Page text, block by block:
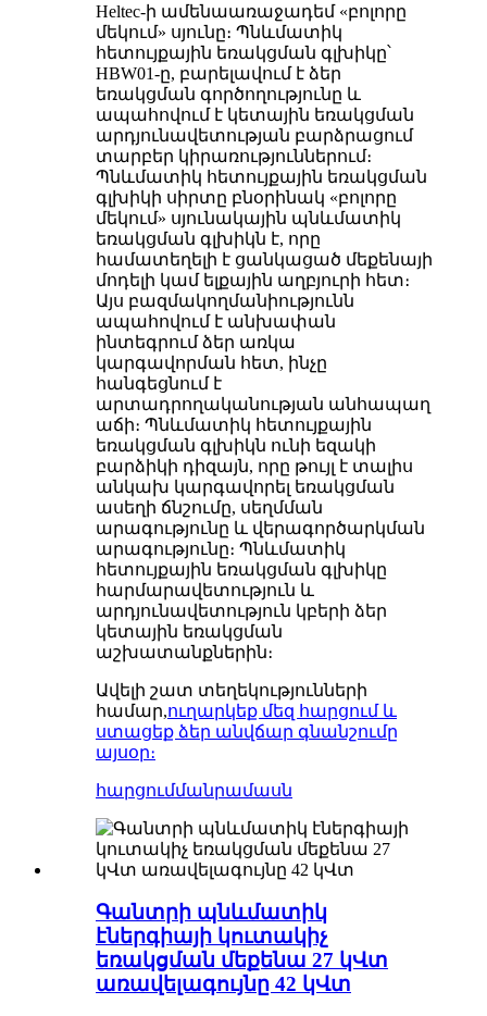
Heltec-ի ամենաառաջադեմ «բոլորը
մեկում» սյունը։ Պնևմատիկ
հետույքային եռակցման գլխիկը՝
HBW01-ը, բարելավում է ձեր
եռակցման գործողությունը և
ապահովում է կետային եռակցման
արդյունավետության բարձրացում
տարբեր կիրառություններում։
Պնևմատիկ հետույքային եռակցման
գլխիկի սիրտը բնօրինակ «բոլորը
մեկում» սյունակային պնևմատիկ
եռակցման գլխիկն է, որը
համատեղելի է ցանկացած մեքենայի
մոդելի կամ ելքային աղբյուրի հետ։
Այս բազմակողմանիությունն
ապահովում է անխափան
ինտեգրում ձեր առկա
կարգավորման հետ, ինչը
հանգեցնում է
արտադրողականության անհապաղ
աճի։ Պնևմատիկ հետույքային
եռակցման գլխիկն ունի եզակի
բարձիկի դիզայն, որը թույլ է տալիս
անկախ կարգավորել եռակցման
ասեղի ճնշումը, սեղմման
արագությունը և վերագործարկման
արագությունը։ Պնևմատիկ
հետույքային եռակցման գլխիկը
հարմարավետություն և
արդյունավետություն կբերի ձեր
կետային եռակցման
աշխատանքներին։
Ավելի շատ տեղեկությունների
համար,ուղարկեք մեզ հարցում և
ստացեք ձեր անվճար գնանշումը
այսօր։
հարցումմանրամասն
Գանտրի պնևմատիկ
էներգիայի կուտակիչ
եռակցման մեքենա 27 կՎտ
առավելագույնը 42 կՎտ